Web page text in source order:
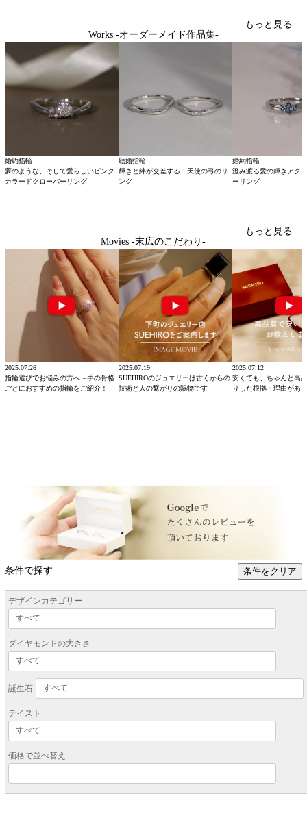
Works -オーダーメイド作品集-
もっと見る
婚約指輪
夢のような、そして愛らしいピンク
カラードクローバーリング
結婚指輪
輝きと絆が交差する、天使の弓のリ
ング
婚約指輪
澄み渡る愛の輝きアク
ーリング
Movies -末広のこだわり-
もっと見る
2025.07.26
指輪選びでお悩みの方へ～手の骨格
ごとにおすすめの指輪をご紹介！
2025.07.19
SUEHIROのジュエリーは古くからの
技術と人の繋がりの賜物です
2025.07.12
安くても、ちゃんと高
りした根拠・理由があ
条件で探す 条件をクリア
デザインカテゴリー
ダイヤモンドの大きさ
誕生石
テイスト
価格で並べ替え